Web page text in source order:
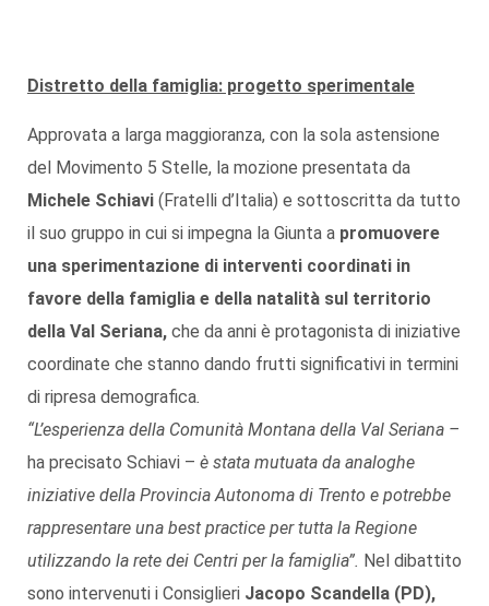
Distretto della famiglia: progetto sperimentale
Approvata a larga maggioranza, con la sola astensione
del Movimento 5 Stelle, la mozione presentata da
Michele Schiavi (Fratelli d’Italia) e sottoscritta da tutto
il suo gruppo in cui si impegna la Giunta a promuovere
una sperimentazione di interventi coordinati in
favore della famiglia e della natalità sul territorio
della Val Seriana, che da anni è protagonista di iniziative
coordinate che stanno dando frutti significativi in termini
di ripresa demografica.
“L’esperienza della Comunità Montana della Val Seriana –
ha precisato Schiavi – è stata mutuata da analoghe
iniziative della Provincia Autonoma di Trento e potrebbe
rappresentare una best practice per tutta la Regione
utilizzando la rete dei Centri per la famiglia”. Nel dibattito
sono intervenuti i Consiglieri Jacopo Scandella (PD),